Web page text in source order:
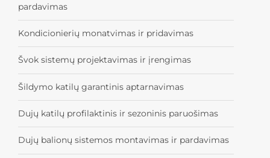
pardavimas
Kondicionierių monatvimas ir pridavimas
Švok sistemų projektavimas ir įrengimas
Šildymo katilų garantinis aptarnavimas
Dujų katilų profilaktinis ir sezoninis paruošimas
Dujų balionų sistemos montavimas ir pardavimas